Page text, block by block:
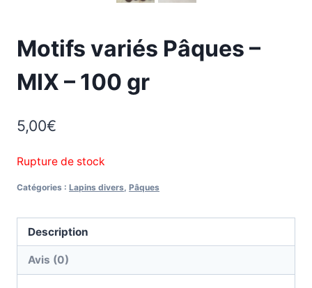
Motifs variés Pâques –
MIX – 100 gr
5,00€
Rupture de stock
Catégories : Lapins divers, Pâques
Description
Avis (0)